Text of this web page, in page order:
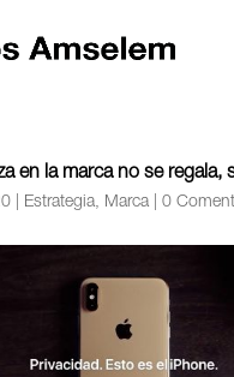
en la marca no se regala,
| Estrategia, Marca| 0